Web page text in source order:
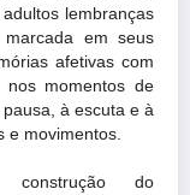
lembranças
em seus
afetivas com
nos momentos de
à escuta e à
e movimentos.
do